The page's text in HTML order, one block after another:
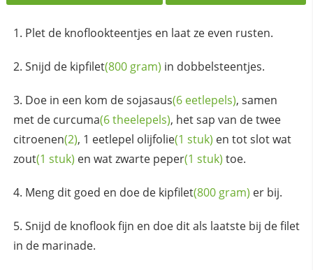
Plet de knoflookteentjes en laat ze even rusten.
Snijd de kipfilet(800 gram) in dobbelsteentjes.
Doe in een kom desojasaus(6 eetlepels), samen
met de curcuma(6 theelepels), het sap van de twee
citroenen(2), 1 eetlepel olijfolie(1 stuk) en tot slot wat
zout(1 stuk) en wat zwarte peper(1 stuk) toe.
Meng dit goed en doe de kipfilet(800 gram) er bij.
Snijd de knoflook fijn en doe dit als laatste bij de filet
in de marinade.